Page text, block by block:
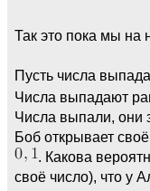
Так это пока мы на
Пусть числа
Числа выпадают
Числа выпали, они
Боб открывает
. Какова
своё число), что у